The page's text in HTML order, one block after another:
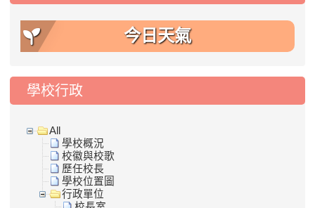
今日天氣
學校行政
All
學校概況
校徽與校歌
歷任校長
學校位置圖
行政單位